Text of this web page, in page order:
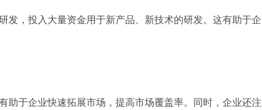
，投入大量资金用于新产品、新技术的研发。这有助于企
于企业快速拓展市场，提高市场覆盖率。同时，企业还注